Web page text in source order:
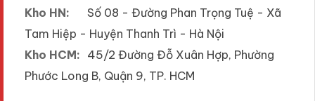
Kho HN:
Số 08 - Đường Phan Trọng Tuệ - Xã
Tam Hiệp - Huyện Thanh Trì - Hà Nội
Kho HCM: 45/2 Đường Đỗ Xuân Hợp, Phường
Phước Long B, Quận 9, TP. HCM